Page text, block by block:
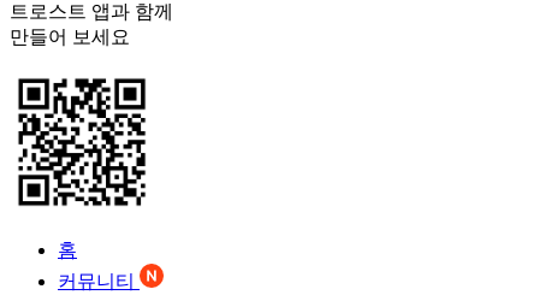
트로스트 앱과 함께
만들어 보세요
홈
커뮤니티